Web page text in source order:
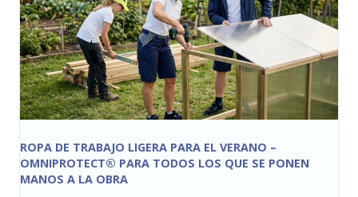
ROPA DE TRABAJO LIGERA PARA EL VERANO –
OMNIPROTECT® PARA TODOS LOS QUE SE PONEN
MANOS A LA OBRA